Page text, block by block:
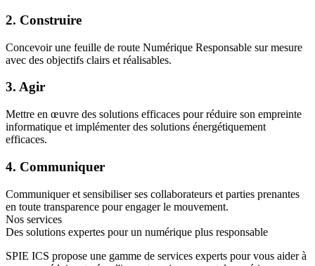
2. Construire
Concevoir une feuille de route Numérique Responsable sur mesure
avec des objectifs clairs et réalisables.
3. Agir
Mettre en œuvre des solutions efficaces pour réduire son empreinte
informatique et implémenter des solutions énergétiquement
efficaces.
4. Communiquer
Communiquer et sensibiliser ses collaborateurs et parties prenantes
en toute transparence pour engager le mouvement.
Nos services
Des solutions expertes pour un numérique plus responsable
SPIE ICS propose une gamme de services experts pour vous aider à